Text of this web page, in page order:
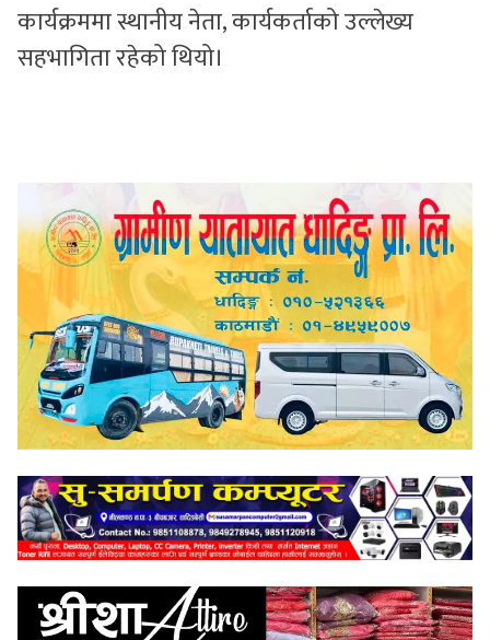
कार्यक्रममा स्थानीय नेता, कार्यकर्ताको उल्लेख्य
सहभागिता रहेको थियो।